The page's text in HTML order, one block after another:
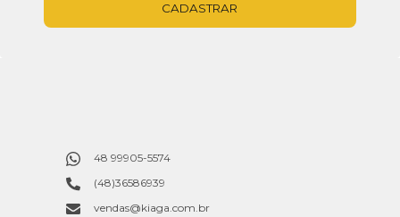
CADASTRAR
48 99905-5574
(48)36586939
vendas@kiaga.com.br